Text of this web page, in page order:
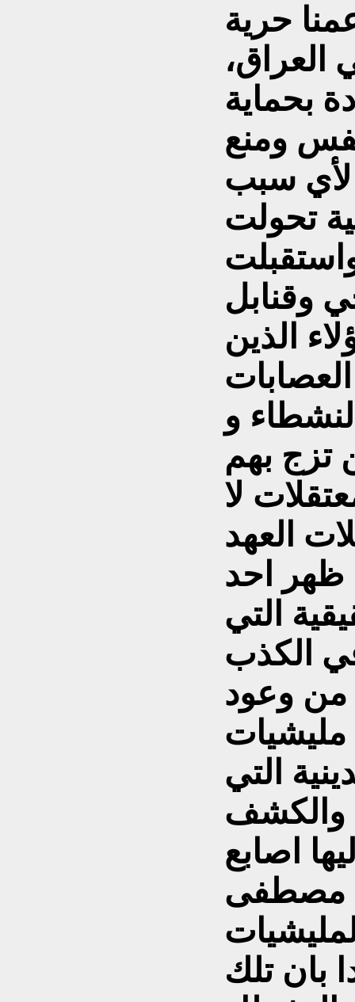
حرية
العراق،
بحماية
ومنع
سبب
تحولت
وقنابل
الذين
و
تزج بهم
لا
العهد
ظهر احد
التي
الكذب
من وعود
مليشيات
التي
والكشف
اصابع
مصطفى
بان تلك